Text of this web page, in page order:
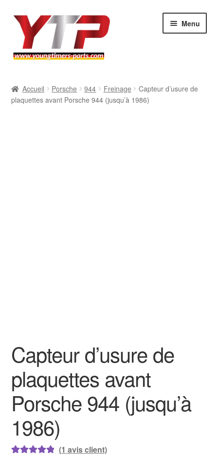
Aller
navigation
Aller
contenu
Menu
BMW
Accueil Porsche 944 Freinage
Capteur d’usure de
plaquettes avant Porsche 944 (jusqu’à 1986)
Capteur d’usure de
plaquettes avant
Porsche 944 (jusqu’à
1986)
(1 avis client)